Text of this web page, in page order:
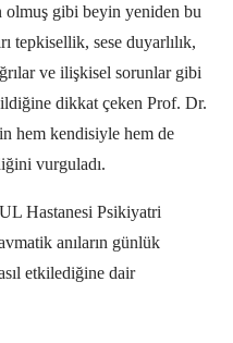
olmuş gibi beyin yeniden bu
tepkisellik, sese duyarlılık,
ve ilişkisel sorunlar gibi
dikkat çeken Prof. Dr.
hem kendisiyle hem de
vurguladı.
Hastanesi Psikiyatri
anıların günlük
etkilediğine dair